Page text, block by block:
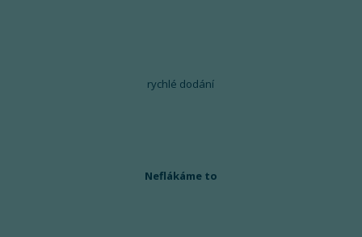
rychlé dodání
Neflákáme to